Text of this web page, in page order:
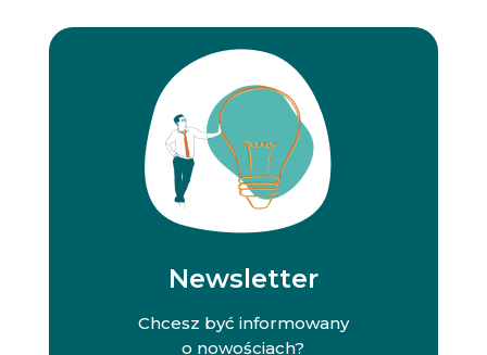
Newsletter
Chcesz być informowany
o nowościach?